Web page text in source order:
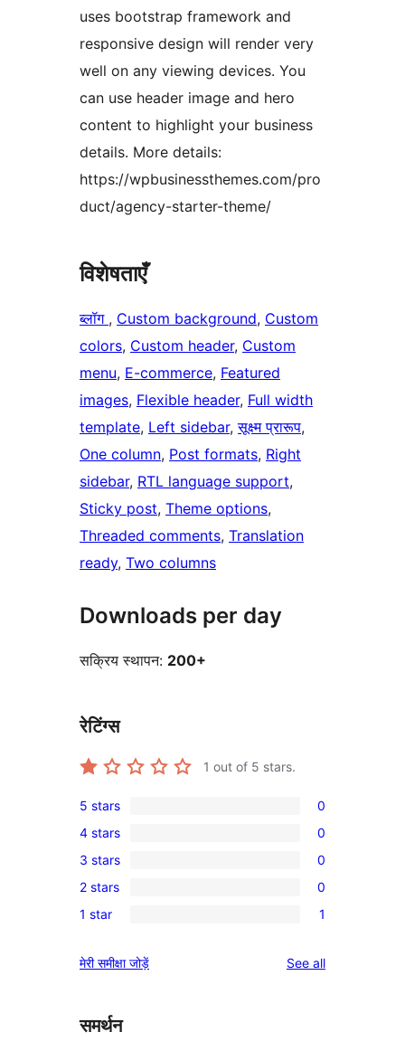
uses bootstrap framework and
responsive design will render very
well on any viewing devices. You
can use header image and hero
content to highlight your business
details. More details:
https://wpbusinessthemes.com/pro
duct/agency-starter-theme/
विशेषताएँ
ब्लॉग , Custom background, Custom
colors, Custom header, Custom
menu, E-commerce, Featured
images, Flexible header, Full width
template, Left sidebar, सूक्ष्म प्रारूप
One column, Post formats, Right
sidebar, RTL language support
Sticky post, Theme options
Threaded comments, Translation
ready, Two columns
Downloads per day
सक्रिय स्थापन: 200+
रेटिंग्स
1 out of 5 stars.
0
5-
star
reviews
5 stars 0
0
4-
star
reviews
4 stars 0
0
3-
star
3 stars 0
0
2-
reviews
2 stars 0
1
star
1 star 1
मेरी समीक्षा जोड़ें See allreviews
समर्थन